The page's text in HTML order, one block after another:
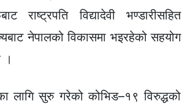
विद्यादेवी भण्डारीसहित
नेपालको विकासमा भइरहेको सहयोग
।
लागि सुरु गरेको कोभिड–१९ विरुद्धको